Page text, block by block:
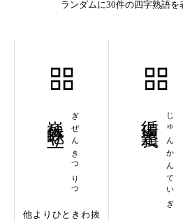
ランダムに30件の四字熟語を
ぎぜんきつりつ
他よりひときわ抜
じゅんかんていぎ